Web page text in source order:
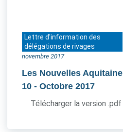
Lettre d'information des
délégations de rivages
novembre 2017
Les Nouvelles Aquitaine
10 - Octobre 2017
Télécharger la version .pdf